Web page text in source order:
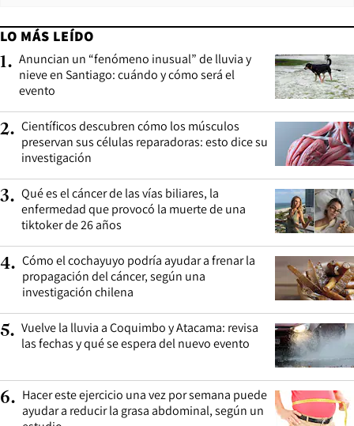
LO MÁS LEÍDO
1. Anuncian un “fenómeno inusual” de lluvia y
nieve en Santiago: cuándo y cómo será el
evento
2. Científicos descubren cómo los músculos
preservan sus células reparadoras: esto dice su
investigación
3. Qué es el cáncer de las vías biliares, la
enfermedad que provocó la muerte de una
tiktoker de 26 años
4. Cómo el cochayuyo podría ayudar a frenar la
propagación del cáncer, según una
investigación chilena
5. Vuelve la lluvia a Coquimbo y Atacama: revisa
las fechas y qué se espera del nuevo evento
6. Hacer este ejercicio una vez por semana puede
ayudar a reducir la grasa abdominal, según un